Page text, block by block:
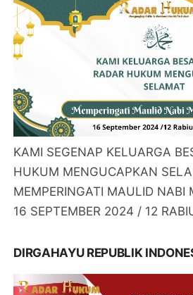
KAMI SEGENAP KELUARGA
HUKUM MENGUCAPKAN
MEMPERINGATI MAULID NABI
16 SEPTEMBER 2024 / 12
DIRGAHAYU REPUBLIK